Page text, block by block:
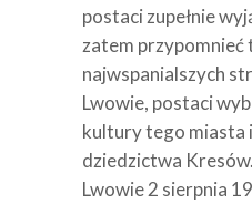
postaci zupełnie
zatem przypomnieć
najwspanialszych
Lwowie, postaci
kultury tego miasta
dziedzictwa
Lwowie 2 sierpnia